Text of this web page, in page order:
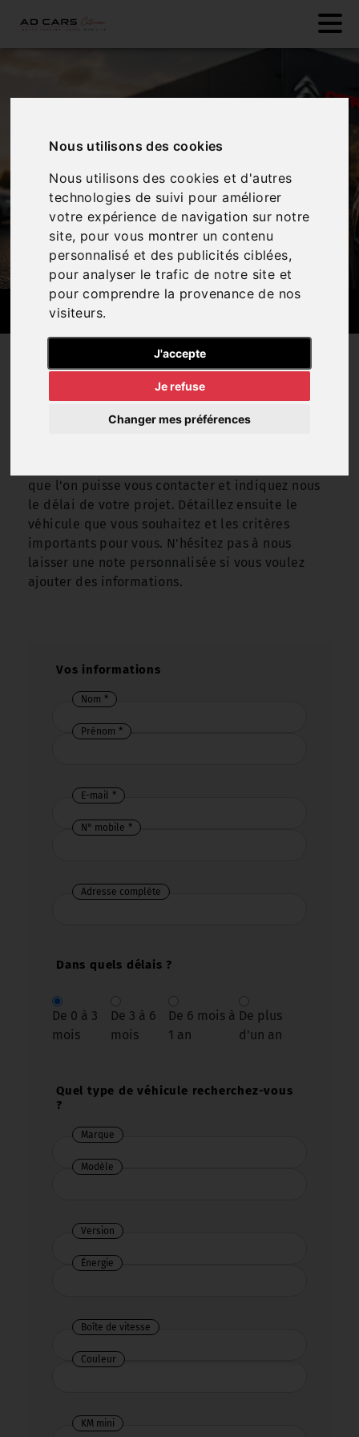
Nous utilisons des cookies
Nous utilisons des cookies et d'autres
technologies de suivi pour améliorer
votre expérience de navigation sur notre
site, pour vous montrer un contenu
personnalisé et des publicités ciblées,
pour analyser le trafic de notre site et
pour comprendre la provenance de nos
visiteurs.
J'accepte
Je refuse
Changer mes préférences
RECHERCHE PERSONNALISÉE
Vous avez un projet d'achat mais vous ne
trouvez pas votre futur véhicule dans notre
stock ? On vous propose une autre solution !
Faites nous part de votre recherche en
que l'on puisse vous contacter et indiquez nous
le délai de votre projet. Détaillez ensuite le
véhicule que vous souhaitez et les critères
importants pour vous. N'hésitez pas à nous
laisser une note personnalisée si vous voulez
ajouter des informations.
Vos informations
Nom
Prénom
E-mail
N° mobile
Adresse complète
Dans quels délais ?
De 0 à 3
mois
De 3 à 6
mois
De 6 mois à
1 an
De plus
d'un an
Quel type de véhicule recherchez-vous
?
Marque
Marque
Modèle
Version
Énergie
Énergie
Boîte de vitesse
Boîte
Couleur
Couleur
KM mini